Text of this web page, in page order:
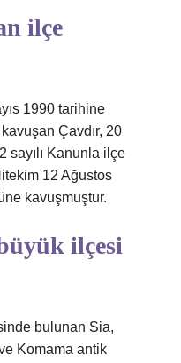
ilçe
1990 tarihine
Çavdır, 20
sayılı Kanunla ilçe
12 Ağustos
kavuşmuştur.
ilçesi
bulunan Sia,
Komama antik